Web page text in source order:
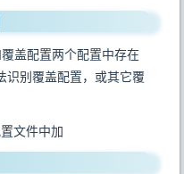
盖配置两个配置中存在
识别覆盖配置，或其它覆
文件中加